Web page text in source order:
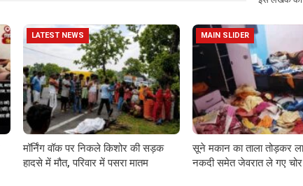
LATEST NEWS
मॉर्निंग वॉक पर निकले किशोर की सड़क
हादसे में मौत, परिवार में पसरा मातम
MAIN SLIDER
सूने मकान का ताला तोड़कर
नकदी समेत जेवरात ले गए चोर